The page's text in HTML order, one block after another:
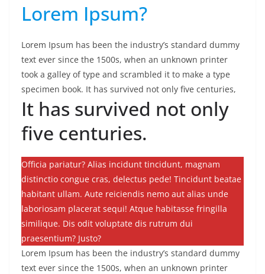
Lorem Ipsum?
Lorem Ipsum has been the industry’s standard dummy
text ever since the 1500s, when an unknown printer
took a galley of type and scrambled it to make a type
specimen book. It has survived not only five centuries,
It has survived not only
five centuries.
Officia pariatur? Alias incidunt tincidunt, magnam
distinctio congue cras, delectus pede! Tincidunt beatae
habitant ullam. Aute reiciendis nemo aut alias unde
laboriosam placerat sequi! Atque habitasse fringilla
similique. Dis odit voluptate dis rutrum dui
praesentium? Justo?
Lorem Ipsum has been the industry’s standard dummy
text ever since the 1500s, when an unknown printer